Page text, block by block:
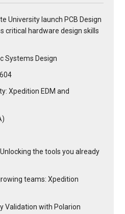
University launch PCB Design
critical hardware design skills
Systems Design
Xpedition EDM and
the tools you already
teams: Xpedition
Validation with Polarion